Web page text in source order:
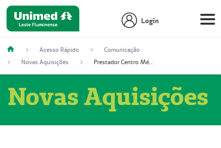
Login
Acesso Rápido
Comunicação
Novas Aquisições
Prestador Centro Médico Vitória Ltda, 51004350-4: Centro Médico Vitória Ltda (Nome Fantasia: Policlínica Master)
Novas Aquisições